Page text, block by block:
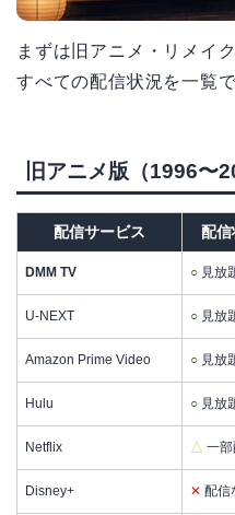
まずは旧アニメ・リメイ
すべての配信状況を一覧
旧アニメ版（1996〜
配信サービス 配信
DMM TV ○ 見放
U-NEXT ○ 見放
Amazon Prime Video ○ 見放
Hulu ○ 見放
Netflix △ 一
Disney+ ✕ 配信